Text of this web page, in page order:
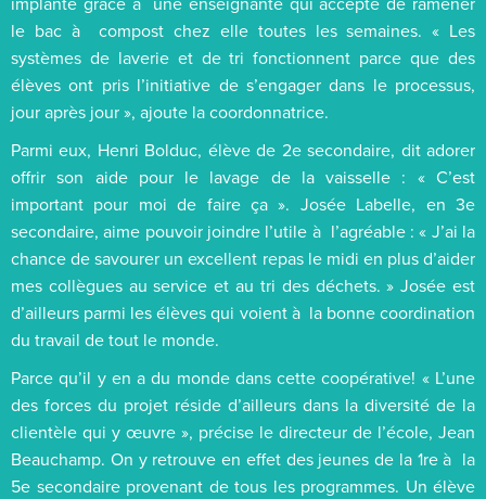
le bac à compost chez elle toutes les semaines. « Les
systèmes de laverie et de tri fonctionnent parce que des
élèves ont pris l’initiative de s’engager dans le processus,
jour après jour », ajoute la coordonnatrice.
Parmi eux, Henri Bolduc, élève de 2e secondaire, dit adorer
offrir son aide pour le lavage de la vaisselle : « C’est
important pour moi de faire ça ». Josée Labelle, en 3e
secondaire, aime pouvoir joindre l’utile à l’agréable : « J’ai la
chance de savourer un excellent repas le midi en plus d’aider
mes collègues au service et au tri des déchets. » Josée est
d’ailleurs parmi les élèves qui voient à la bonne coordination
du travail de tout le monde.
Parce qu’il y en a du monde dans cette coopérative! « L’une
des forces du projet réside d’ailleurs dans la diversité de la
clientèle qui y œuvre », précise le directeur de l’école, Jean
Beauchamp. On y retrouve en effet des jeunes de la 1re à la
5e secondaire provenant de tous les programmes. Un élève